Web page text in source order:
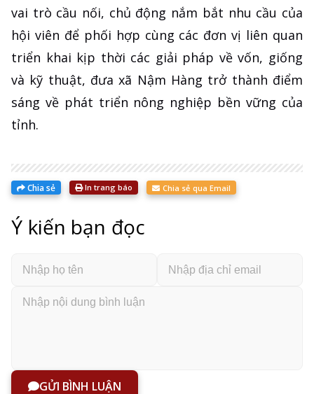
vai trò cầu nối, chủ động nắm bắt nhu cầu của
hội viên để phối hợp cùng các đơn vị liên quan
triển khai kịp thời các giải pháp về vốn, giống
và kỹ thuật, đưa xã Nậm Hàng trở thành điểm
sáng về phát triển nông nghiệp bền vững của
tỉnh.
Chia sẻ In trang báo Chia sẻ qua Email
Ý kiến bạn đọc
GỬI BÌNH LUẬN